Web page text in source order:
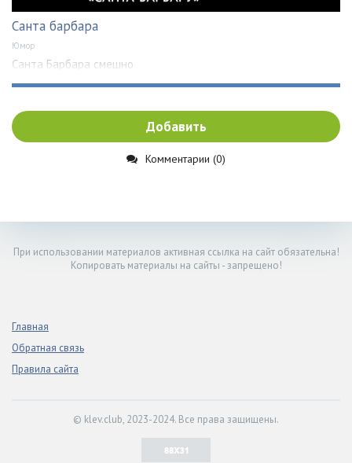
Санта барбара
Юмор
Санта Барбара смешно
Добавить
Комментарии (0)
При использовании материалов активная ссылка на сайт обязательна!
Копировать материалы на сайты - запрещено!
Главная
Обратная связь
Правила сайта
© klev.club, 2023-2024. Все права защищены.